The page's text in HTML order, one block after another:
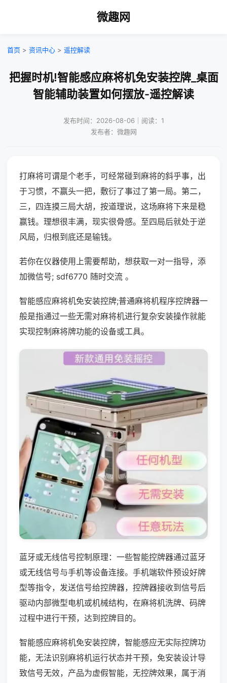
微趣网
首页 > 资讯中心 > 遥控解读
把握时机!智能感应麻将机免安装控牌_桌面
智能辅助装置如何摆放-遥控解读
发布时间：2026-08-06｜阅读：1
发布者：微趣网
打麻将可谓是个老手，可经常碰到麻将的斜乎事，出
于习惯，不赢头一把，敷衍了事过了第一局。第二，
三，四连摸三局大胡，按道理说，这场麻将下来是稳
赢钱。理想很丰满，现实很骨感。至四局后就处于逆
风局，归根到底还是输钱。
若你在仪器使用上需要帮助，想获取一对一指导，添
加微信号; sdf6770 随时交流 。
智能感应麻将机免安装控牌;普通麻将机程序控牌器一
般是指通过一些无需对麻将机进行复杂安装操作就能
实现控制麻将牌功能的设备或工具。
蓝牙或无线信号控制原理：一些智能控牌器通过蓝牙
或无线信号与手机等设备连接。手机端软件预设好牌
型等指令，发送信号给控牌器，控牌器接收到信号后
驱动内部微型电机或机械结构，在麻将机洗牌、码牌
过程中进行干预，达到控牌目的。
智能感应麻将机免安装控牌，智能感应无实际控牌功
能，无法识别麻将机运行状态并干预，免安装设计导
致信号无效，产品为虚假智能，无控牌效果，属于消